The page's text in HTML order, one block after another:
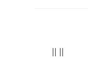
|| ||